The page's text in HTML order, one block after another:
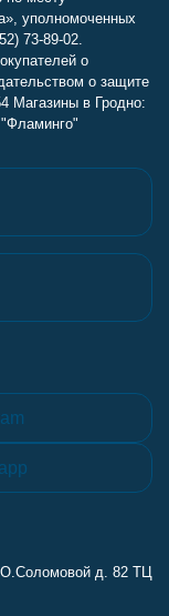
уполномоченных
73-89-02.
о
о защите
Магазины в Гродно:
д. 82 ТЦ